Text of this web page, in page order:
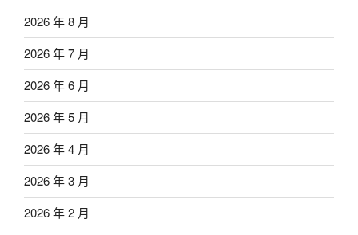
2026 年 8 月
2026 年 7 月
2026 年 6 月
2026 年 5 月
2026 年 4 月
2026 年 3 月
2026 年 2 月